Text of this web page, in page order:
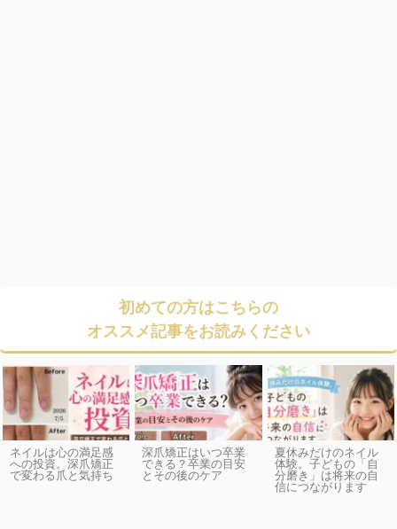
初めての方はこちらの
オススメ記事をお読みください
ネイルは心の満足感
への投資。深爪矯正
で変わる爪と気持ち
深爪矯正はいつ卒業
できる？卒業の目安
とその後のケア
夏休みだけのネイル
体験。子どもの「自
分磨き」は将来の自
信につながります